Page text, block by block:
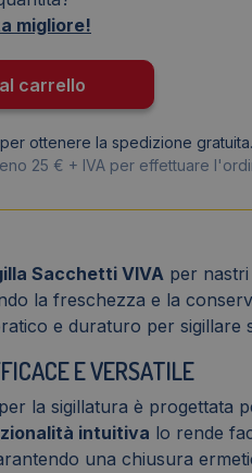
Viva
-
Dispenser
per
nastri
9-
12
migliore!
carrello
ottenere la spedizione gratuita.
25 € + IVA per effettuare
Sacchetti VIVA per
la freschezza e la
e duraturo per sigillare
E VERSATILE
la sigillatura è progettata
intuitiva lo rende
una chiusura